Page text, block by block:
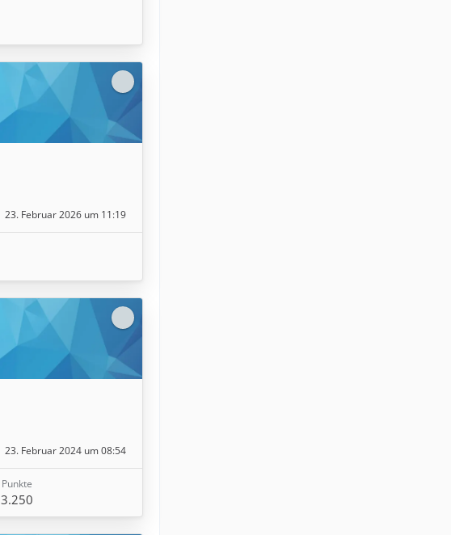
23. Februar 2026 um 11:19
23. Februar 2024 um 08:54
Punkte
3.250